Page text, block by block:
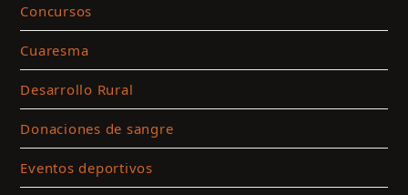
Concursos
Cuaresma
Desarrollo Rural
Donaciones de sangre
Eventos deportivos